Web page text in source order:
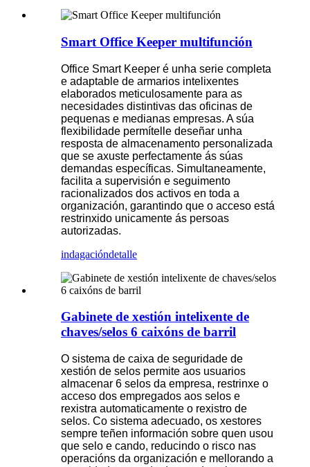
Smart Office Keeper multifunción
Office Smart Keeper é unha serie completa
e adaptable de armarios intelixentes
elaborados meticulosamente para as
necesidades distintivas das oficinas de
pequenas e medianas empresas. A súa
flexibilidade permítelle deseñar unha
resposta de almacenamento personalizada
que se axuste perfectamente ás súas
demandas específicas. Simultaneamente,
facilita a supervisión e seguimento
racionalizados dos activos en toda a
organización, garantindo que o acceso está
restrinxido unicamente ás persoas
autorizadas.
indagacióndetalle
Gabinete de xestión intelixente de
chaves/selos 6 caixóns de barril
O sistema de caixa de seguridade de
xestión de selos permite aos usuarios
almacenar 6 selos da empresa, restrinxe o
acceso dos empregados aos selos e
rexistra automaticamente o rexistro de
selos. Co sistema adecuado, os xestores
sempre teñen información sobre quen usou
que selo e cando, reducindo o risco nas
operacións da organización e mellorando a